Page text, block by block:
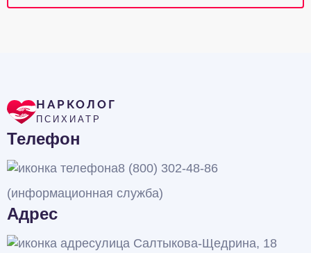
НАРКОЛОГ
ПСИХИАТР
Телефон
8 (800) 302-48-86
(информационная служба)
Адрес
улица Салтыкова-Щедрина, 18